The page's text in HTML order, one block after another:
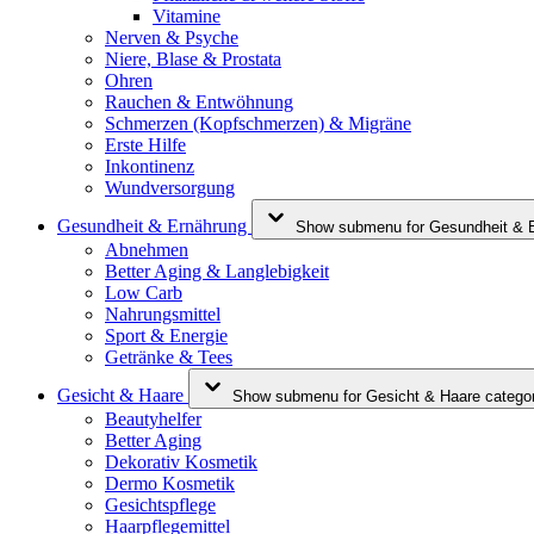
Vitamine
Nerven & Psyche
Niere, Blase & Prostata
Ohren
Rauchen & Entwöhnung
Schmerzen (Kopfschmerzen) & Migräne
Erste Hilfe
Inkontinenz
Wundversorgung
Gesundheit & Ernährung
Show submenu for Gesundheit &
Abnehmen
Better Aging & Langlebigkeit
Low Carb
Nahrungsmittel
Sport & Energie
Getränke & Tees
Gesicht & Haare
Show submenu for Gesicht & Haare
Beautyhelfer
Better Aging
Dekorativ Kosmetik
Dermo Kosmetik
Gesichtspflege
Haarpflegemittel